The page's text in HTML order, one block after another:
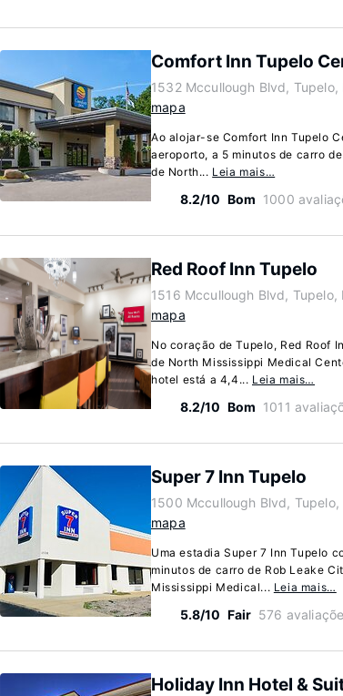
Comfort Inn Tupelo
1532 Mccullough Blvd,
mapa
Ao alojar-se Comfort Inn Tupelo
aeroporto, a 5 minutos de carro
de North... Leia mais…
8.2/10 Bom 1000
Red Roof Inn Tupelo
1516 Mccullough Blvd,
mapa
No coração de Tupelo, Red Roof
de North Mississippi Medical
hotel está a 4,4... Leia mais…
8.2/10 Bom 1011
Super 7 Inn Tupelo
1500 Mccullough Blvd,
mapa
Uma estadia Super 7 Inn Tupelo
minutos de carro de Rob Leake
Mississippi Medical... Leia mais…
5.8/10 Fair 576
Holiday Inn Hotel &